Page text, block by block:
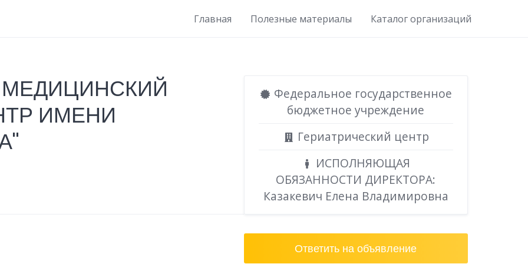
Главная Полезные материалы Каталог организаций
ИМЕНИ
Федеральное государственное
бюджетное учреждение
Гериатрический центр
ИСПОЛНЯЮЩАЯ
ОБЯЗАННОСТИ ДИРЕКТОРА:
Казакевич Елена Владимировна
Ответить на объявление